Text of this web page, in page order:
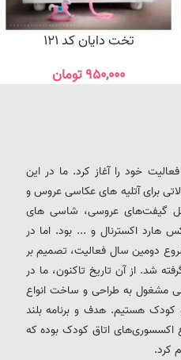
تخت دایان کد 121
۹۵۰,۰۰۰تومان
آدونیس، در آبان ماه سال 1393 فعالیت خود را آغاز کرد. ما در این
برای آتلیه های عکاسی عروس و
گیفت‌های عروسی، شاسی های
هارد اکسترنال و ... بود. اما در
همزمان با شروع دومین سال فعالیت، تصمیم بر
شد. از آن تاریخ تاکنون، ما در
مشغول به طراحی و ساخت انواع
کودک هستیم. هدف و برنامه بلند
اکسسوری‌های اتاق کودک بوده که
کرد.